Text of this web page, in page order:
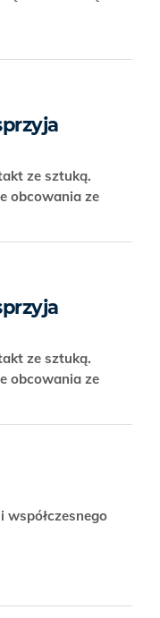
ze sztuką.
obcowania ze
ze sztuką.
obcowania ze
współczesnego